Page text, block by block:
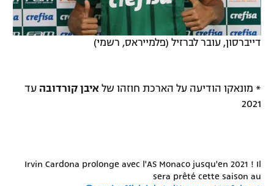
דייברסון, עובר לברזיל (פלמייראס, רשמי)
* מונאקו הודיעה על הארכת חוזהו של איבן קורדובה עד
2021
Irvin Cardona prolonge avec l'AS Monaco jusqu'en 2021 ! Il
sera prêté cette saison au